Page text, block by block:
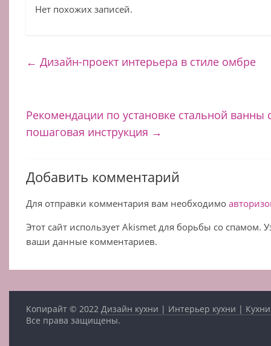
Нет похожих записей.
← Дизайн-проект интерьера в стиле омбре
Рекомендации по установке стальной ванны
пошаговая инструкция →
Добавить комментарий
Для отправки комментария вам необходимо
Этот сайт использует Akismet для борьбы со спамом.
ваши данные комментариев.
Копирайт © 2022 Дизайн кухни | Интерьер кухни |
Все права защищены.